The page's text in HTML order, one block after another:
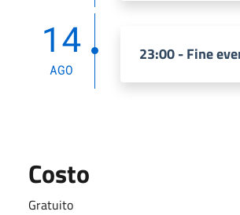
14
AGO
23:00 - Fine
Costo
Gratuito